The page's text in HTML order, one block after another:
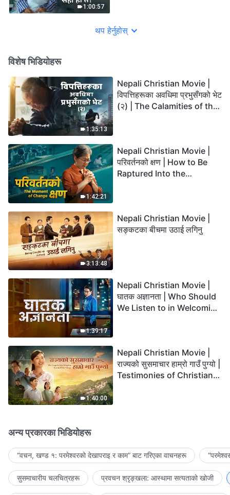
1:00:57
थप हेर्नुहोस्
विशेष भिडियोहरू
1:35:13
Nepali Christian Movie |
विपत्तिहरूका अवधिमा प्रभुसँगको भेट
(२) | The Calamities of the
1:42:21
Nepali Christian Movie |
परिवर्तनको क्षण | How to Be
Raptured Into the
3:13:48
Nepali Christian Movie |
सङ्कटका बीचमा उठाई लगिनु
1:39:17
Nepali Christian Movie |
घातक अज्ञानता | Who Should
We Listen to in Welcoming
1:40:00
Nepali Christian Movie |
राज्यको सुसमाचार हाम्रो गाउँ पुग्यो |
Testimonies of Christians
अन्य प्रकारका भिडियोहरू
“वचन, खण्ड १: परमेश्‍वरको देखापराइ र काम” बाट गरिएका वाचनहरू
सुसमाचारीय चलचित्रहरू प्रवचन श्रृङ्खला: आस्थामा सत्यताको खोजी